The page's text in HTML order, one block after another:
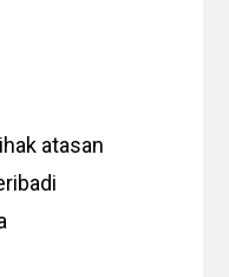
atasan